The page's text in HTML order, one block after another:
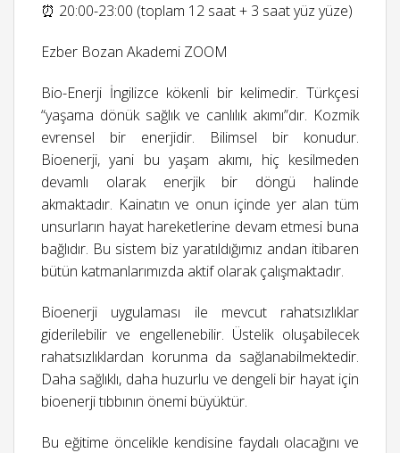
⏰ 20:00-23:00 (toplam 12 saat + 3 saat yüz yüze)
Ezber Bozan Akademi ZOOM
Bio-Enerji İngilizce kökenli bir kelimedir. Türkçesi
“yaşama dönük sağlık ve canlılık akımı”dır. Kozmik
evrensel bir enerjidir. Bilimsel bir konudur.
Bioenerji, yani bu yaşam akımı, hiç kesilmeden
devamlı olarak enerjik bir döngü halinde
akmaktadır. Kainatın ve onun içinde yer alan tüm
unsurların hayat hareketlerine devam etmesi buna
bağlıdır. Bu sistem biz yaratıldığımız andan itibaren
bütün katmanlarımızda aktif olarak çalışmaktadır.
Bioenerji uygulaması ile mevcut rahatsızlıklar
giderilebilir ve engellenebilir. Üstelik oluşabilecek
rahatsızlıklardan korunma da sağlanabilmektedir.
Daha sağlıklı, daha huzurlu ve dengeli bir hayat için
bioenerji tıbbının önemi büyüktür.
Bu eğitime öncelikle kendisine faydalı olacağını ve